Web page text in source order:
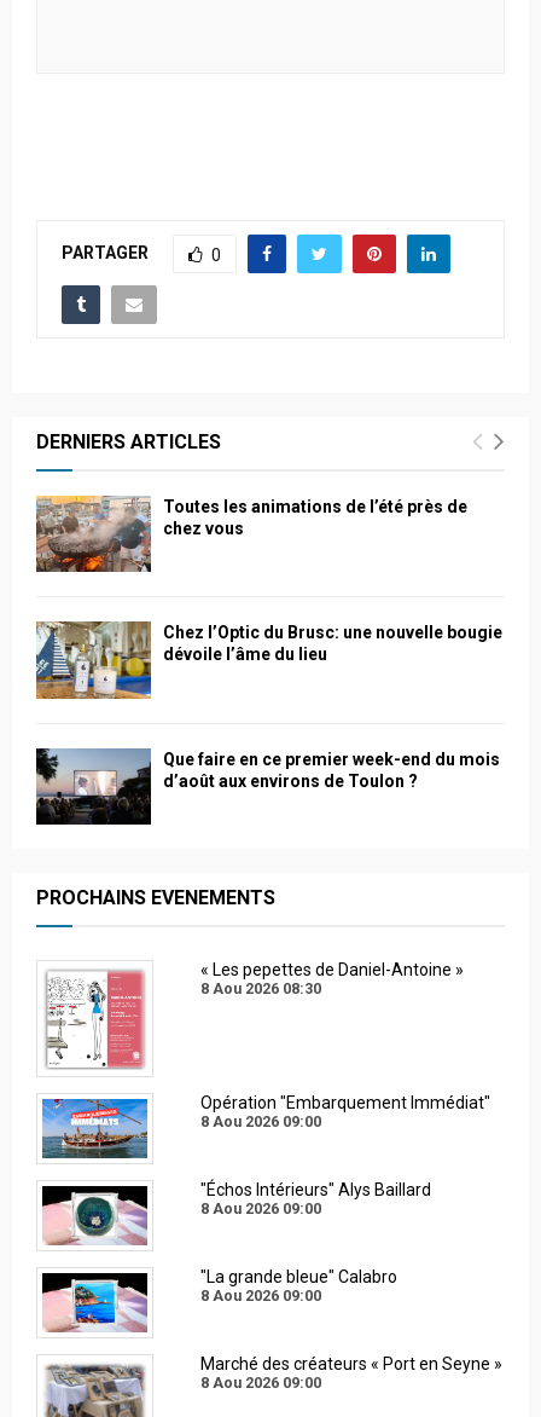
PARTAGER 0
DERNIERS ARTICLES
Toutes les animations de l’été près de
chez vous
Chez l’Optic du Brusc: une nouvelle bougie
dévoile l’âme du lieu
Que faire en ce premier week-end du mois
d’août aux environs de Toulon ?
PROCHAINS EVENEMENTS
« Les pepettes de Daniel-Antoine »
8 Aou 2026 08:30
Opération "Embarquement Immédiat"
8 Aou 2026 09:00
"Échos Intérieurs" Alys Baillard
8 Aou 2026 09:00
"La grande bleue" Calabro
8 Aou 2026 09:00
Marché des créateurs « Port en Seyne »
8 Aou 2026 09:00